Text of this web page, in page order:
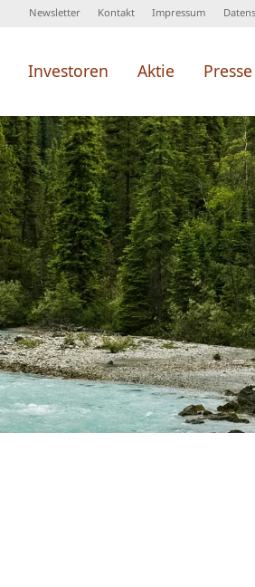
Newsletter Kontakt Impressum
Investoren Aktie Presse